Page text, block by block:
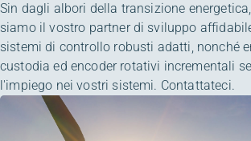
Sin dagli albori della transizione
siamo il vostro partner di sviluppo
sistemi di controllo robusti adatti, nonché
custodia ed encoder rotativi incrementali
l'impiego nei vostri sistemi. Contattateci.